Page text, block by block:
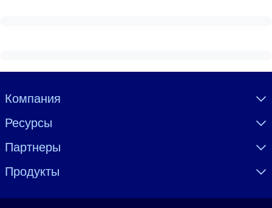
Visually hidden Text
Компания
Ресурсы
Партнеры
Продукты